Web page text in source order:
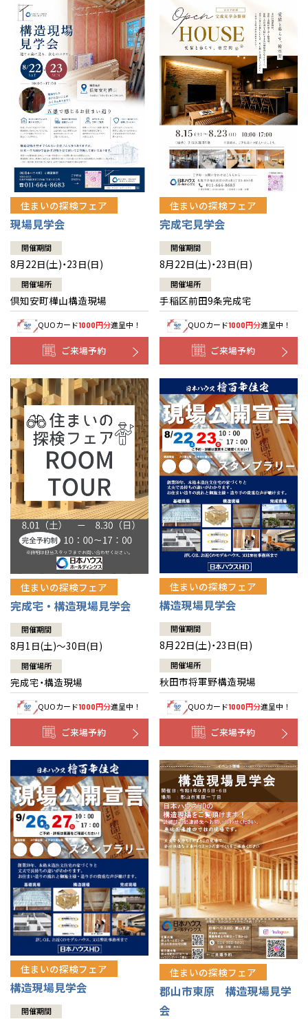
住まいの探検フェア
現場見学会
開催期間
8月22日(土)・23日(日)
開催場所
倶知安町樺山構造現場
QUOカード1000円分進呈中！
ご来場予約
住まいの探検フェア
完成宅見学会
開催期間
8月22日(土)・23日(日)
開催場所
手稲区前田9条完成宅
QUOカード1000円分進呈中！
ご来場予約
住まいの探検フェア
完成宅・構造現場見学会
開催期間
8月1日(土)～30日(日)
開催場所
完成宅・構造現場
QUOカード1000円分進呈中！
ご来場予約
住まいの探検フェア
構造現場見学会
開催期間
8月22日(土)・23日(日)
開催場所
秋田市将軍野構造現場
QUOカード1000円分進呈中！
ご来場予約
住まいの探検フェア
構造現場見学会
開催期間
住まいの探検フェア
郡山市東原 構造現場見学
会
全国の展示場
北海道
札幌
道央
道北
道南
道東
東北
青森
秋田
岩手
山形
宮城
福島
甲信越・北陸
新潟
山梨
長野
富山
石川
福井
関東
東京
神奈川
埼玉
千葉
茨城
栃木
群馬
東海
愛知
岐阜
静岡
三重
近畿
大阪
京都
兵庫
奈良
滋賀
和歌山
中国・四国
岡山
香川
愛媛
鳥取
島根
広島
山口
徳島
高知
九州
福岡
佐賀
熊本
大分
宮崎
鹿児島
長崎
沖縄
分譲マンション
※現住所のある都道府県以外の建築予定地の方でも現住所の有るお近
くの展示場又は店舗にお問合せください。移住の計画の方もご相談対
応します。お気軽にご相談ください。
お近くのイベント
北海道
札幌
札幌
小樽
道央
苫小牧千歳
小樽
道北
道南
道東
釧路
東北
青森県
八戸
青森
秋田県
秋田
岩手県
山形県
宮城県
仙台
福島県
会津
甲信越・北陸
新潟県
長岡
山梨県
長野県
富山県
富山
石川県
福井県
福井
関東
東京都
神奈川県
相模
埼玉県
埼玉
千葉県
千葉
柏
茨城県
水戸
栃木県
宇都宮
小山
群馬県
群馬
伊勢崎
東海
愛知県
岐阜県
岐阜
静岡県
三重県
四日市
近畿
大阪府
大阪
京都府
京都
兵庫県
姫路
奈良県
奈良
中国・四国
岡山県
岡山
愛媛県
松山
九州
福岡県
福岡
佐賀県
佐賀
熊本県
熊本
大分県
大分
宮崎県
宮崎
鹿児島県
鹿児島